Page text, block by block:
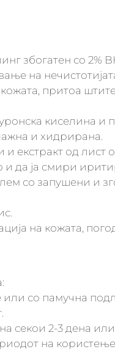
збогатен со 2%
на
притоа
киселина и
и хидрирана.
и екстракт од лист
да ја смири
со запушени и
на кожата,
или со памучна
секои 2-3 дена
на